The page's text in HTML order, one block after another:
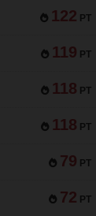
122 PT
119 PT
118 PT
118 PT
79 PT
72 PT